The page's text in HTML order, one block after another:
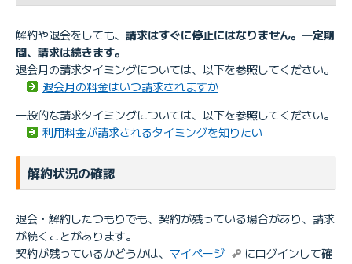
解約や退会をしても、 請求はすぐに停止にはなりません。一定期
間、請求は続きます。
退会月の請求タイミングについては、以下を参照してください。
退会月の料金はいつ請求されますか
一般的な請求タイミングについては、以下を参照してください。
利用料金が請求されるタイミングを知りたい
解約状況の確認
退会・解約したつもりでも、契約が残っている場合があり、請求
が続くことがあります。
契約が残っているかどうかは、 マイページ
にログインして確